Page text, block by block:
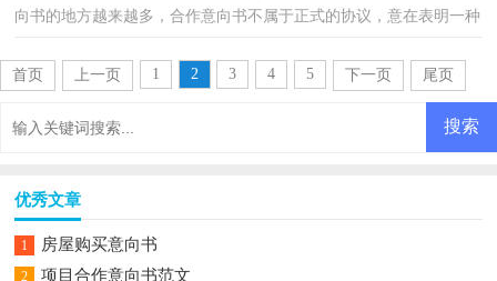
向书的地方越来越多，合作意向书不属于正式的协议，意在表明一种
首页
上一页 1 2 3 4 5 下一页 尾页
优秀文章
1 房屋购买意向书
2 项目合作意向书范文